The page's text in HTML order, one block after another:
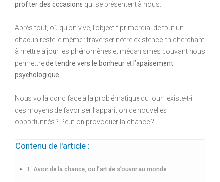
profiter des occasions qui se présentent à nous.
Après tout, où qu’on vive, l’objectif primordial de tout un
chacun reste le même : traverser notre existence en cherchant
à mettre à jour les phénomènes et mécanismes pouvant nous
permettrede tendre vers le bonheur et l’apaisement
psychologique
Nous voilà donc face à la problématique du jour : existe-t-il
des moyens de favoriser l’apparition de nouvelles
opportunités ? Peut-on provoquer la chance ?
Contenu de l'article :
1. Avoir de la chance, ou l’art de s’ouvrir au monde